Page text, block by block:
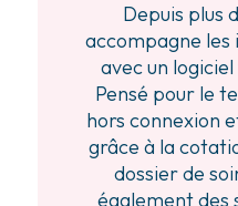
Depuis plus
accompagne
avec un
Pensé pour le
hors connexion
grâce à la
dossier de
également des